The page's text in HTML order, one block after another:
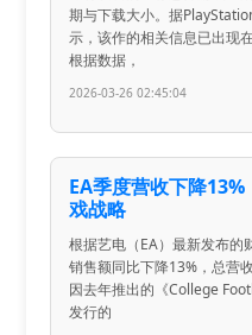
期与下载大小。据
示，该作的相关信息已出现
根据数据，
2026-03-26 02:45:04
EA季度营收下降
戏战略
根据艺电（EA）最新发布
销售额同比下降13%，总营
因去年推出的《College
发行的